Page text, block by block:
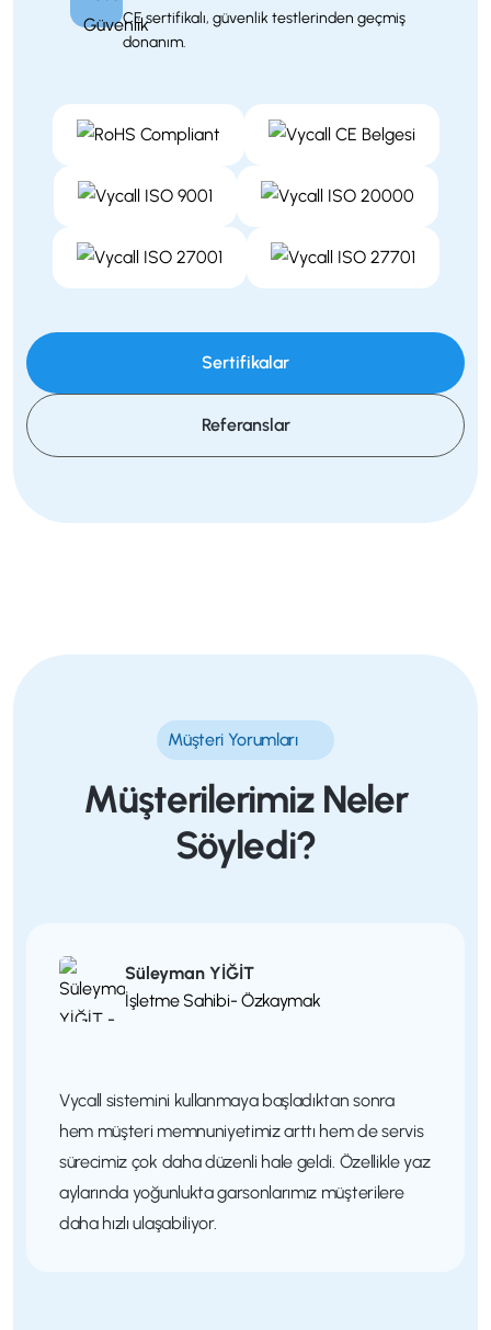
CE sertifikalı, güvenlik testlerinden geçmiş
donanım.
Sertifikalar
Referanslar
Müşteri Yorumları
Müşterilerimiz Neler
Söyledi?
Can ASLAN
İşletme Sahibi (KARGI)
Vycall garson çağrı sistemi sayesinde misafir
memnuniyeti arttı, özellikle çocuklu aileler butonla
kolayca yardım çağırabilmenin rahatlığını yaşıyor.
Garsonlarımız daha planlı çalışıyor, sistem
gerçekten modern ve kullanışlı.